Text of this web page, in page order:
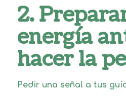
2.
energía
hacer la
Pedir una señal a tus